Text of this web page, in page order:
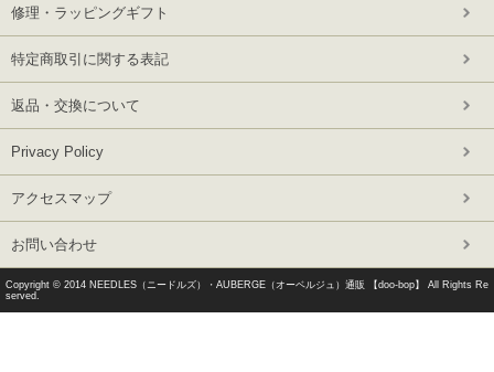
修理・ラッピングギフト
特定商取引に関する表記
返品・交換について
Privacy Policy
アクセスマップ
お問い合わせ
Copyright © 2014 NEEDLES（ニードルズ）・AUBERGE（オーベルジュ）通販 【doo-bop】
All Rights Re
served.